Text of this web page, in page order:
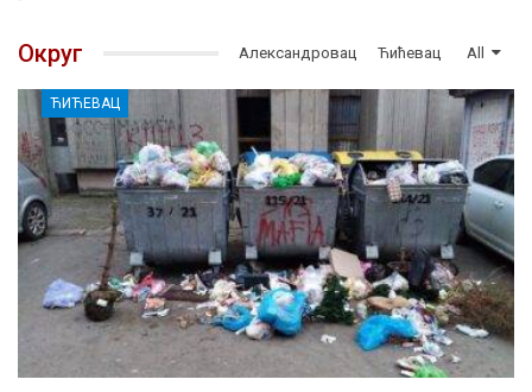
All
Округ Ћићевац
Александровац
ЋИЋЕВАЦ